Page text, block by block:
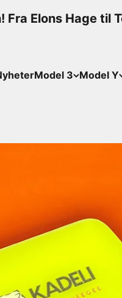
Elons Hage til
Model 3 Model Y